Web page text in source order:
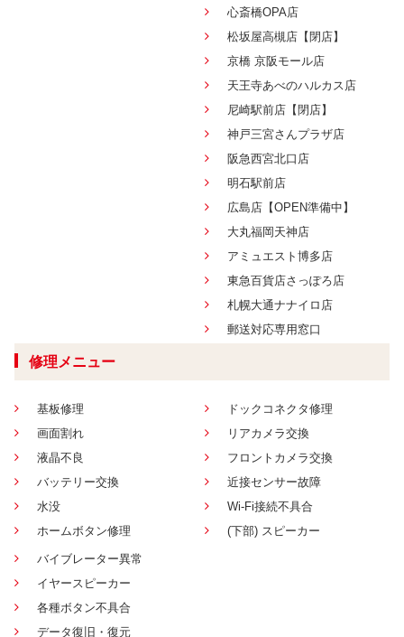
心斎橋OPA店
松坂屋高槻店【閉店】
京橋 京阪モール店
天王寺あべのハルカス店
尼崎駅前店【閉店】
神戸三宮さんプラザ店
阪急西宮北口店
明石駅前店
広島店【OPEN準備中】
大丸福岡天神店
アミュエスト博多店
東急百貨店さっぽろ店
札幌大通ナナイロ店
郵送対応専用窓口
修理メニュー
基板修理
画面割れ
液晶不良
バッテリー交換
水没
ホームボタン修理
ドックコネクタ修理
リアカメラ交換
フロントカメラ交換
近接センサー故障
Wi-Fi接続不具合
(下部) スピーカー
バイブレーター異常
イヤースピーカー
各種ボタン不具合
データ復旧・復元